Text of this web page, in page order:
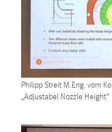
Philipp Streit M.Eng. vom
„Adjustabel Nozzle Height“
Cookie Laufzeit:
30 Tage
Chat
Name:
MibewSessionID,
chat-frame-style-
Zweck: